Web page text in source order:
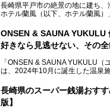
長崎県平戸市の絶景の地に建ち
ホテル蘭風（以下、ホテル蘭風）
三つ星バイキング」がスタート
た。
ークなどおススメのポイントが
も含めてご紹介します。
───
提供元：大江戸温泉物語ホテル
R】
ONSEN & SAUNA YUKULU
好きなら見逃せない、その
「ONSEN & SAUNA YUKULU（
は、2024年10月に誕生した温泉
当初から多くのサウナ―やスパ
長崎県のスーパー銭湯おす
版】